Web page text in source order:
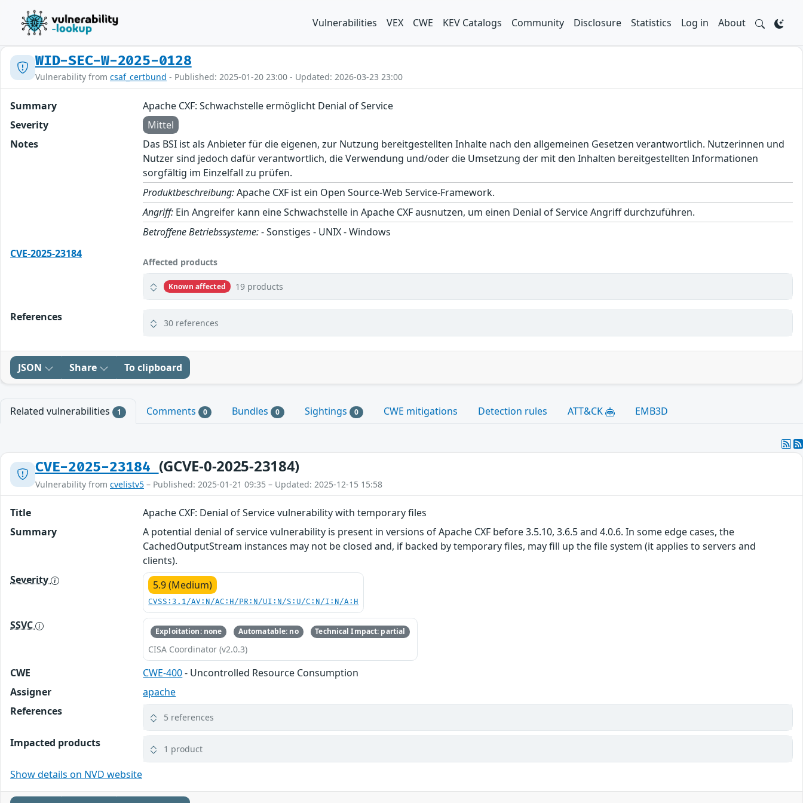
Vulnerabilities VEX CWE KEV Catalogs Community Disclosure Statistics Log in About
WID-SEC-W-2025-0128
Vulnerability from csaf_certbund - Published: 2025-01-20 23:00 - Updated: 2026-03-23 23:00
Summary
Apache CXF: Schwachstelle ermöglicht Denial of Service
Severity
Mittel
Notes
Das BSI ist als Anbieter für die eigenen, zur Nutzung bereitgestellten Inhalte nach den allgemeinen Gesetzen verantwortlich. Nutzerinnen und
Nutzer sind jedoch dafür verantwortlich, die Verwendung und/oder die Umsetzung der mit den Inhalten bereitgestellten Informationen
sorgfältig im Einzelfall zu prüfen.
Produktbeschreibung:Apache CXF ist ein Open Source-Web Service-Framework.
Angriff: Ein Angreifer kann eine Schwachstelle in Apache CXF ausnutzen, um einen Denial of Service Angriff durchzuführen.
Betroffene Betriebssysteme:- Sonstiges - UNIX - Windows
CVE-2025-23184
Affected products
Known affected 19 products
References 30 references
JSON Share To clipboard
Related vulnerabilities 1 Comments 0 Bundles 0 Sightings 0 CWE mitigations Detection rules ATT&CK EMB3D
CVE-2025-23184 (GCVE-0-2025-23184)
Vulnerability from cvelistv5 – Published: 2025-01-21 09:35 – Updated: 2025-12-15 15:58
Title
Apache CXF: Denial of Service vulnerability with temporary files
Summary
A potential denial of service vulnerability is present in versions of Apache CXF before 3.5.10, 3.6.5 and 4.0.6. In some edge cases, the
CachedOutputStream instances may not be closed and, if backed by temporary files, may fill up the file system (it applies to servers and
clients).
Severity
5.9 (Medium)
CVSS:3.1/AV:N/AC:H/PR:N/UI:N/S:U/C:N/I:N/A:H
SSVC Exploitation: none Automatable: no Technical Impact: partial
CISA Coordinator (v2.0.3)
CWE CWE-400- Uncontrolled Resource Consumption
Assigner
apache
References
5 references
Impacted products 1 product
Show details on NVD website